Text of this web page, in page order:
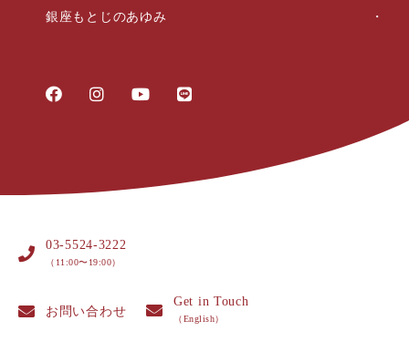
銀座もとじのあゆみ
03-5524-3222
（11:00〜19:00）
お問い合わせ
Get in Touch
（English）